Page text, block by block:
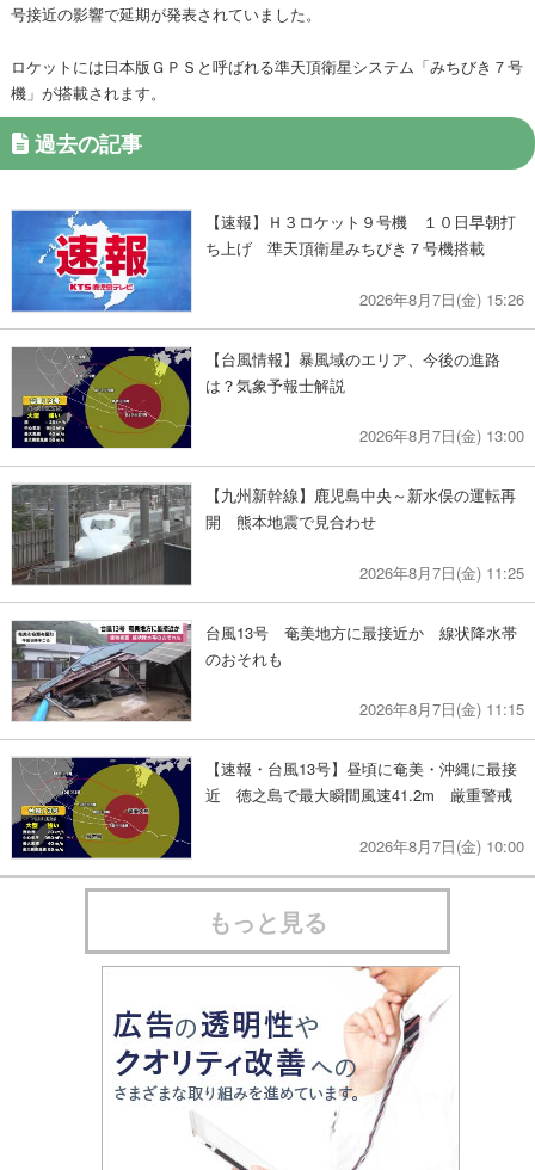
号接近の影響で延期が発表されていました。
ロケットには日本版ＧＰＳと呼ばれる準天頂衛星システム「みちびき７号
機」が搭載されます。
過去の記事
【速報】Ｈ３ロケット９号機 １０日早朝打
ち上げ 準天頂衛星みちびき７号機搭載
2026年8月7日(金) 15:26
【台風情報】暴風域のエリア、今後の進路
は？気象予報士解説
2026年8月7日(金) 13:00
【九州新幹線】鹿児島中央～新水俣の運転再
開 熊本地震で見合わせ
2026年8月7日(金) 11:25
台風13号 奄美地方に最接近か 線状降水帯
のおそれも
2026年8月7日(金) 11:15
【速報・台風13号】昼頃に奄美・沖縄に最接
近 徳之島で最大瞬間風速41.2m 厳重警戒
2026年8月7日(金) 10:00
もっと見る